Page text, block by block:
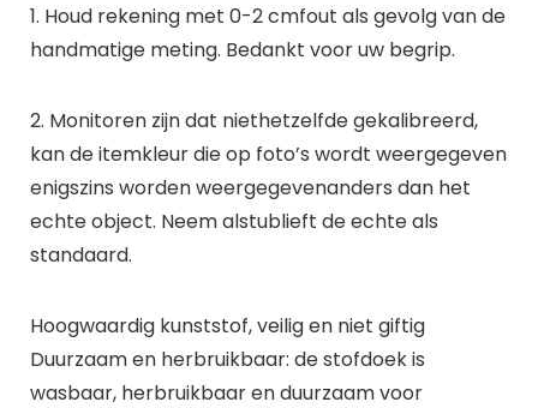
1. Houd rekening met 0-2 cmfout als gevolg van de
handmatige meting. Bedankt voor uw begrip.
2. Monitoren zijn dat niethetzelfde gekalibreerd,
kan de itemkleur die op foto’s wordt weergegeven
enigszins worden weergegevenanders dan het
echte object. Neem alstublieft de echte als
standaard.
Hoogwaardig kunststof, veilig en niet giftig
Duurzaam en herbruikbaar: de stofdoek is
wasbaar, herbruikbaar en duurzaam voor